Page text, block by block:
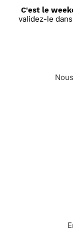
C'est le
validez-le